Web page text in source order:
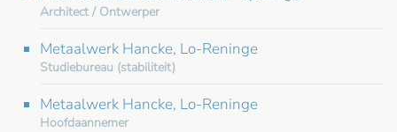
Architect / Ontwerper
Metaalwerk Hancke, Lo-Reninge
Studiebureau (stabiliteit)
Metaalwerk Hancke, Lo-Reninge
Hoofdaannemer